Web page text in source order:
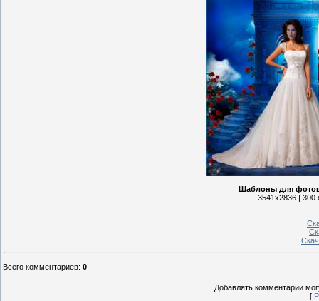
Шаблоны для
3541х2836 | 300
Всего комментариев: 0
Добавлять комментарии
[